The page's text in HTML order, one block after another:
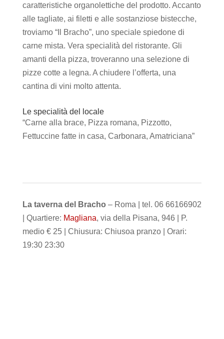
caratteristiche organolettiche del prodotto. Accanto
alle tagliate, ai filetti e alle sostanziose bistecche,
troviamo “Il Bracho”, uno speciale spiedone di
carne mista. Vera specialità del ristorante. Gli
amanti della pizza, troveranno una selezione di
pizze cotte a legna. A chiudere l’offerta, una
cantina di vini molto attenta.
Le specialità del locale
“Carne alla brace, Pizza romana, Pizzotto,
Fettuccine fatte in casa, Carbonara, Amatriciana”
La taverna del Bracho – Roma | tel. 06 66166902
| Quartiere: Magliana, via della Pisana, 946 | P.
medio € 25 | Chiusura: Chiusoa pranzo | Orari:
19:30 23:30